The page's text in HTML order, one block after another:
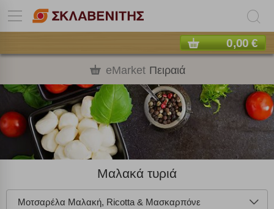
0,00 €
eMarket Πειραιά
Μαλακά τυριά
Μοτσαρέλα Μαλακή, Ricotta & Μασκαρπόνε